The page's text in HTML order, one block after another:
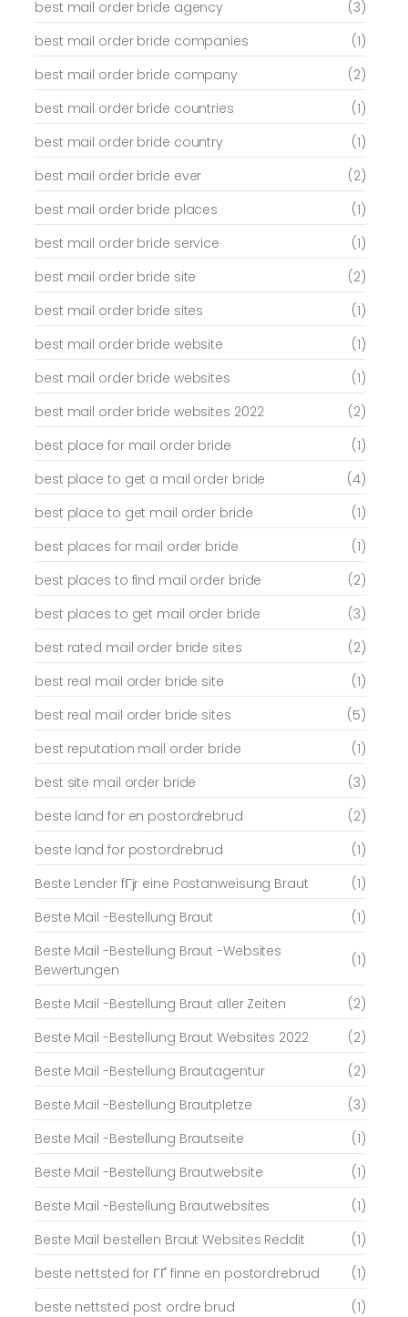
best mail order bride agency
(3)
best mail order bride companies
(1)
best mail order bride company
(2)
best mail order bride countries
(1)
best mail order bride country
(1)
best mail order bride ever
(2)
best mail order bride places
(1)
best mail order bride service
(1)
best mail order bride site
(2)
best mail order bride sites
(1)
best mail order bride website
(1)
best mail order bride websites
(1)
best mail order bride websites 2022
(2)
best place for mail order bride
(1)
best place to get a mail order bride
(4)
best place to get mail order bride
(1)
best places for mail order bride
(1)
best places to find mail order bride
(2)
best places to get mail order bride
(3)
best rated mail order bride sites
(2)
best real mail order bride site
(1)
best real mail order bride sites
(5)
best reputation mail order bride
(1)
best site mail order bride
(3)
beste land for en postordrebrud
(2)
beste land for postordrebrud
(1)
Beste Lender fГјr eine Postanweisung Braut
(1)
Beste Mail -Bestellung Braut
(1)
Beste Mail -Bestellung Braut -Websites
Bewertungen
(1)
Beste Mail -Bestellung Braut aller Zeiten
(2)
Beste Mail -Bestellung Braut Websites 2022
(2)
Beste Mail -Bestellung Brautagentur
(2)
Beste Mail -Bestellung Brautpletze
(3)
Beste Mail -Bestellung Brautseite
(1)
Beste Mail -Bestellung Brautwebsite
(1)
Beste Mail -Bestellung Brautwebsites
(1)
Beste Mail bestellen Braut Websites Reddit
(1)
beste nettsted for ГҐ finne en postordrebrud
(1)
beste nettsted post ordre brud
(1)